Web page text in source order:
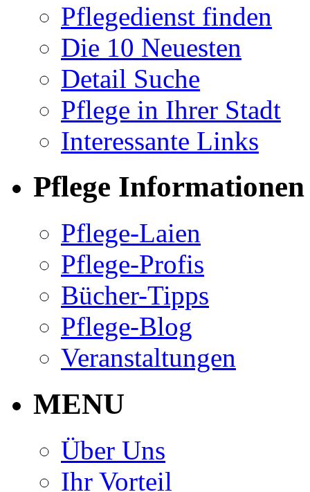
Pflegedienst finden
Die 10 Neuesten
Detail Suche
Pflege in Ihrer Stadt
Interessante Links
Pflege Informationen
Pflege-Laien
Pflege-Profis
Bücher-Tipps
Pflege-Blog
Veranstaltungen
MENU
Über Uns
Ihr Vorteil